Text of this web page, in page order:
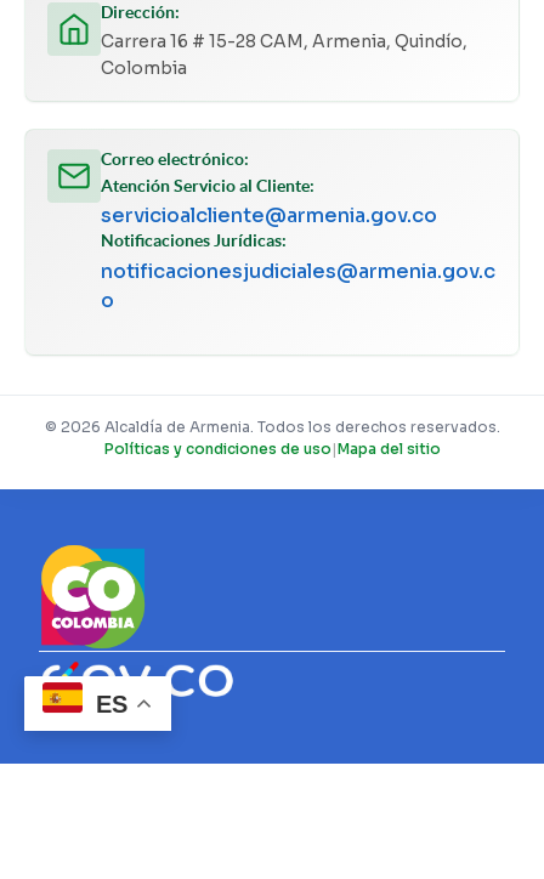
ES
Dirección:
Carrera 16 # 15-28 CAM, Armenia, Quindío,
Colombia
Correo electrónico:
Atención Servicio al Cliente:
servicioalcliente@armenia.gov.co
Notificaciones Jurídicas:
notificacionesjudiciales@armenia.gov.c
o
© 2026 Alcaldía de Armenia. Todos los derechos reservados.
Políticas y condiciones de uso |Mapa del sitio